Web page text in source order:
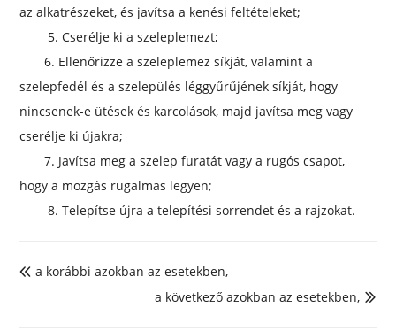
az alkatrészeket, és javítsa a kenési feltételeket;
5. Cserélje ki a szeleplemezt;
6. Ellenőrizze a szeleplemez síkját, valamint a
szelepfedél és a szelepülés léggyűrűjének síkját, hogy
nincsenek-e ütések és karcolások, majd javítsa meg vagy
cserélje ki újakra;
7. Javítsa meg a szelep furatát vagy a rugós csapot,
hogy a mozgás rugalmas legyen;
8. Telepítse újra a telepítési sorrendet és a rajzokat.
 a korábbi azokban az esetekben,

a következő azokban az esetekben,